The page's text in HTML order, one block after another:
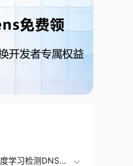
学习检测DNS隐